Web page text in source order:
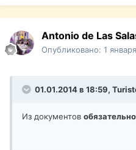
Antonio de Las
Опубликовано: 1
01.01.2014 в 18:59,
Из документов